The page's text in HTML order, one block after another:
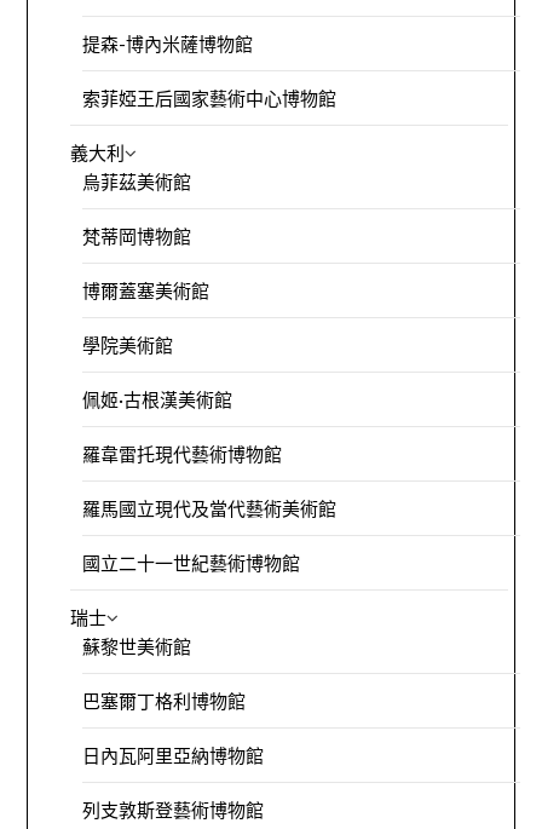
提森-博內米薩博物館
索菲婭王后國家藝術中心博物館
義大利
烏菲茲美術館
梵蒂岡博物館
博爾蓋塞美術館
學院美術館
佩姬·古根漢美術館
羅韋雷托現代藝術博物館
羅馬國立現代及當代藝術美術館
國立二十一世紀藝術博物館
瑞士
蘇黎世美術館
巴塞爾丁格利博物館
日內瓦阿里亞納博物館
列支敦斯登藝術博物館